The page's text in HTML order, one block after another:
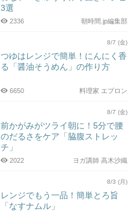
3選
朝時間.jp編集部
2336
8/7 (金)
つゆはレンジで簡単！にんにく香
る「醤油そうめん」の作り方
料理家 エプロン
6650
8/7 (金)
前かがみがツライ朝に！5分で腰
のだるさをケア「脇腹ストレッ
チ」
ヨガ講師 高木沙織
2022
8/3 (月)
レンジでもう一品！簡単とろ旨
「なすナムル」